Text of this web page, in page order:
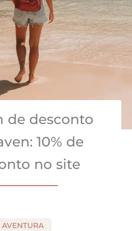
de desconto
10% de
no site
AVENTURA